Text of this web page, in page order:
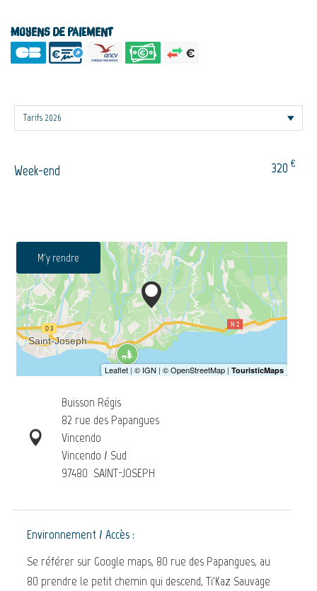
Moyens de paiement
Week-end 320 €
M'y rendre
Buisson Régis
82 rue des Papangues
Vincendo
Vincendo / Sud
97480 SAINT-JOSEPH
Environnement / Accès :
Se référer sur Google maps, 80 rue des Papangues, au
80 prendre le petit chemin qui descend, Ti'Kaz Sauvage